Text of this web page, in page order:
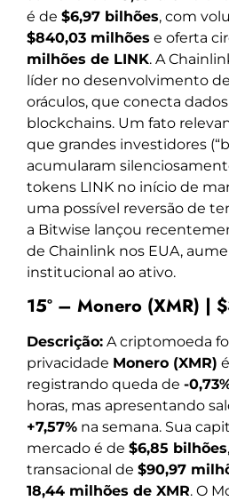
é de $6,97 bilhões, com
$840,03 milhões e oferta
milhões de LINK. A
líder no desenvolvimento
oráculos, que conecta
blockchains. Um fato
que grandes investidores
acumularam
tokens LINK no início de
uma possível reversão de
a Bitwise lançou
de Chainlink nos EUA,
institucional ao ativo.
15º – Monero (XMR) |
Descrição: A criptomoeda
privacidade Monero (XMR)
registrando queda de -
horas, mas apresentando
+7,57% na semana. Sua
mercado é de $6,85 bilhões
transacional de $90,97
18,44 milhões de XMR. O